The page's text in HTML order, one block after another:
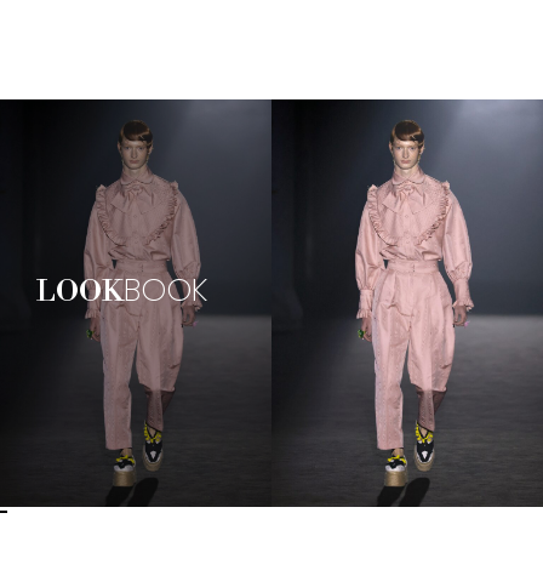
LOOKBOOK